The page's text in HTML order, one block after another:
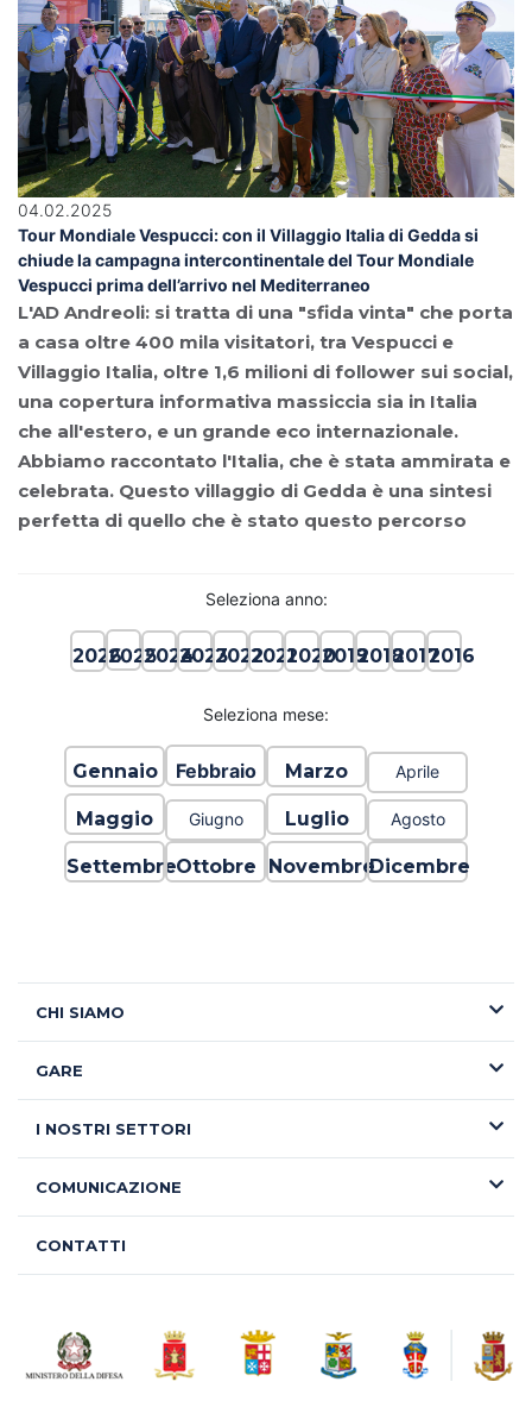
04.02.2025
Tour Mondiale Vespucci: con il Villaggio Italia di Gedda si
chiude la campagna intercontinentale del Tour Mondiale
Vespucci prima dell’arrivo nel Mediterraneo
L'AD Andreoli: si tratta di una "sfida vinta" che porta
a casa oltre 400 mila visitatori, tra Vespucci e
Villaggio Italia, oltre 1,6 milioni di follower sui social,
una copertura informativa massiccia sia in Italia
che all'estero, e un grande eco internazionale.
Abbiamo raccontato l'Italia, che è stata ammirata e
celebrata. Questo villaggio di Gedda è una sintesi
perfetta di quello che è stato questo percorso
Seleziona anno:
20262025202420232022202120202019201820172016
Seleziona mese:
Gennaio Febbraio Marzo Aprile
Maggio Giugno Luglio Agosto
SettembreOttobre NovembreDicembre
CHI SIAMO
GARE
I NOSTRI SETTORI
COMUNICAZIONE
CONTATTI